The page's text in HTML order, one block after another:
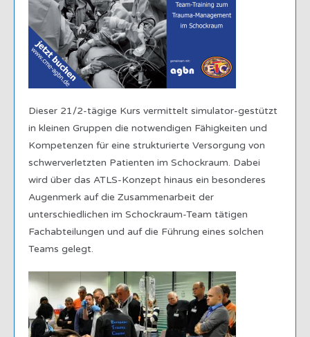
Dieser 21/2-tägige Kurs vermittelt simulator-gestützt
in kleinen Gruppen die notwendigen Fähigkeiten und
Kompetenzen für eine strukturierte Versorgung von
schwerverletzten Patienten im Schockraum. Dabei
wird über das ATLS-Konzept hinaus ein besonderes
Augenmerk auf die Zusammenarbeit der
unterschiedlichen im Schockraum-Team tätigen
Fachabteilungen und auf die Führung eines solchen
Teams gelegt.